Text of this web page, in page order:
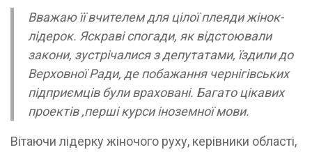
Вважаю її вчителем для цілої плеяди жінок-
лідерок. Яскраві спогади, як відстоювали
закони, зустрічалися з депутатами, їздили до
Верховної Ради, де побажання чернігівських
підприємців були враховані. Багато цікавих
проектів ,перші курси іноземної мови.
Вітаючи лідерку жіночого руху, керівники області,